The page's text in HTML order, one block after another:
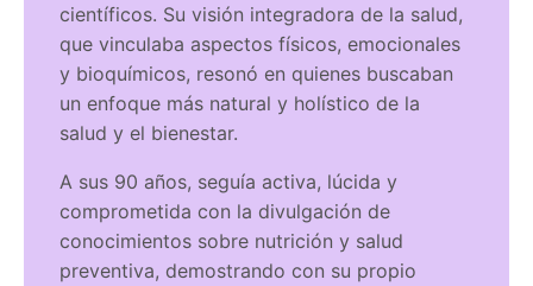
científicos. Su visión integradora de la salud,
que vinculaba aspectos físicos, emocionales
y bioquímicos, resonó en quienes buscaban
un enfoque más natural y holístico de la
salud y el bienestar.
A sus 90 años, seguía activa, lúcida y
comprometida con la divulgación de
conocimientos sobre nutrición y salud
preventiva, demostrando con su propio